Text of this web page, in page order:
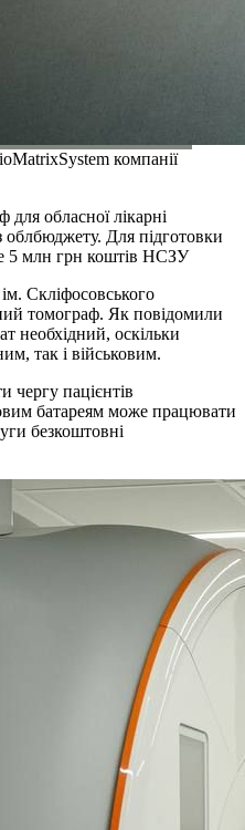
компанії
обласної лікарні
Для підготовки
5 млн грн коштів НСЗУ
Скліфосовського
томограф. Як повідомили
необхідний, оскільки
так і військовим.
пацієнтів
батареям може працювати
безкоштовні